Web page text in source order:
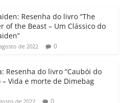
at
e
dI
gl
e
Cl
a
ss
p
y
Li
k
m
p
h
ar
Resenha do livro “The
of the Beast – Um Clássico do
de 2022 0
Resenha do livro “Caubói do
Vida e morte de Dimebag
de 2022 0